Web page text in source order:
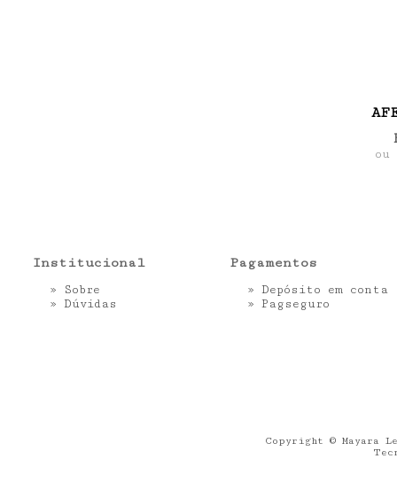
ou
Institucional
»
Sobre
» Dúvidas
Pagamentos
» Depósito em conta
» Pagseguro
Copyright © Mayara